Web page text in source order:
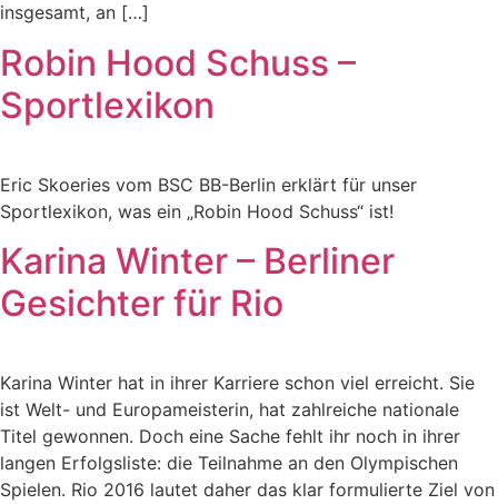
insgesamt, an […]
Robin Hood Schuss –
Sportlexikon
Eric Skoeries vom BSC BB-Berlin erklärt für unser
Sportlexikon, was ein „Robin Hood Schuss“ ist!
Karina Winter – Berliner
Gesichter für Rio
Karina Winter hat in ihrer Karriere schon viel erreicht. Sie
ist Welt- und Europameisterin, hat zahlreiche nationale
Titel gewonnen. Doch eine Sache fehlt ihr noch in ihrer
langen Erfolgsliste: die Teilnahme an den Olympischen
Spielen. Rio 2016 lautet daher das klar formulierte Ziel von